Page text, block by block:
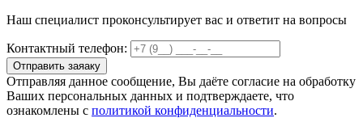
Наш специалист проконсультирует вас и ответит на вопросы
Контактный телефон:
Отправляя данное сообщение, Вы даёте согласие на обработку
Ваших персональных данных и подтверждаете, что
ознакомлены с политикой конфиденциальности.